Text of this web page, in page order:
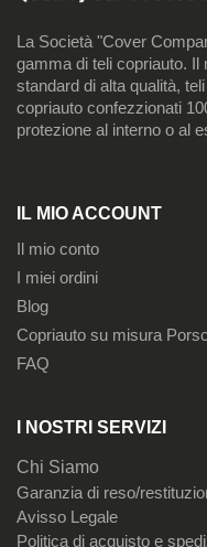
La Società "Cover
gamma di teli copriauto. Il
standard di alta qualità,
copriauto confezzionati
protezione al interno o al
IL MIO ACCOUNT
Il mio conto
I miei ordini
Blog
Copriauto su misura
FAQ
I NOSTRI SERVIZI
Chi Siamo
Garanzia di reso/
Avisso Legale
Politica di acquisto e